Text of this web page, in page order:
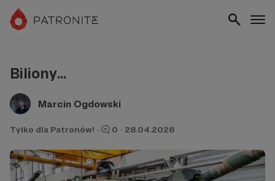
Biliony...
Marcin Ogdowski
Tylko dla Patronów! · 0 · 28.04.2026